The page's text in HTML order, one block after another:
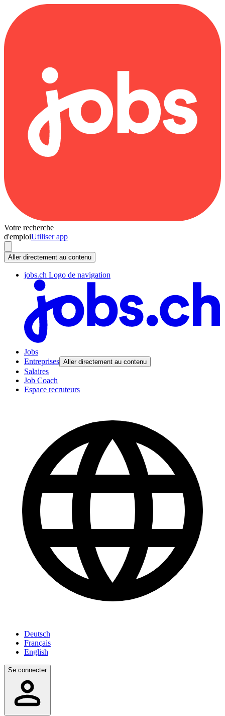
Votre recherche
d'emploiUtiliser app
Aller directement au contenu
jobs.ch Logo de navigation
Jobs
Entreprises Aller directement au contenu
Salaires
Job Coach
Espace recruteurs
Deutsch
Français
English
Se connecter